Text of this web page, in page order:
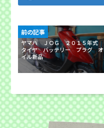
ヤマハ ＪＯＧ ２０１５年式
タイヤ バッテリー プラグ オ
イル新品
前の記事